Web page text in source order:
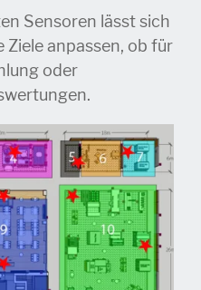
Sensoren lässt sich
Ziele anpassen, ob für
oder